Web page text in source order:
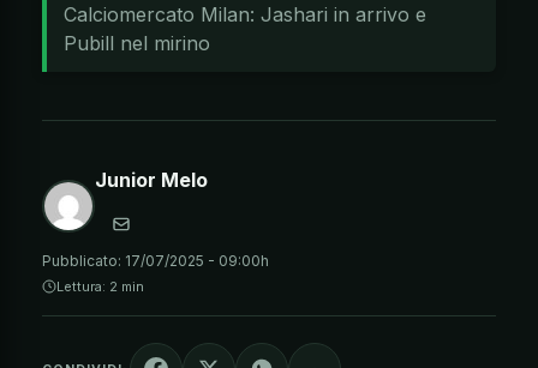
Calciomercato Milan: Jashari in arrivo e
Pubill nel mirino
Junior Melo
Pubblicato: 17/07/2025 - 09:00h
Lettura: 2 min